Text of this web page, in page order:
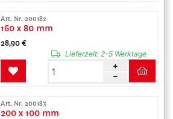
Art. Nr. 200182
160 x 80 mm
28,90 €
Lieferzeit:2-5 Werktage
Art. Nr. 200183
200 x 100 mm